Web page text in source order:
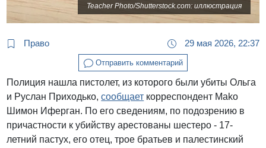
Teacher Photo/Shutterstock.com: иллюстрация
Право 29 мая 2026, 22:37
Отправить комментарий
Полиция нашла пистолет, из которого были убиты Ольга
и Руслан Приходько,сообщает корреспондент Mako
Шимон Иферган. По его сведениям, по подозрению в
причастности к убийству арестованы шестеро - 17-
летний пастух, его отец, трое братьев и палестинский